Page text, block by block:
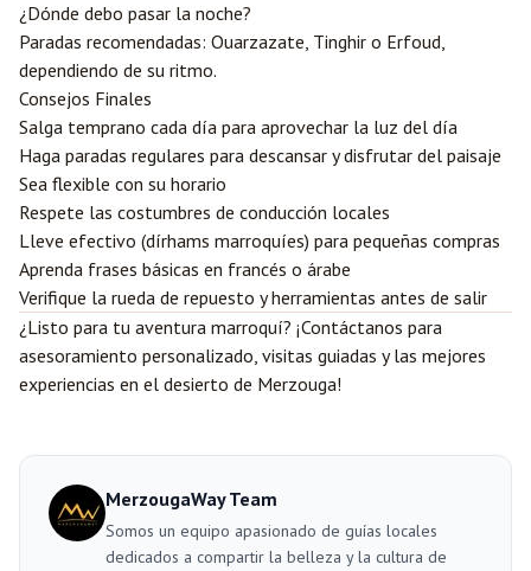
¿Dónde debo pasar la noche?
Paradas recomendadas: Ouarzazate, Tinghir o Erfoud,
dependiendo de su ritmo.
Consejos Finales
Salga temprano cada día para aprovechar la luz del día
Haga paradas regulares para descansar y disfrutar del paisaje
Sea flexible con su horario
Respete las costumbres de conducción locales
Lleve efectivo (dírhams marroquíes) para pequeñas compras
Aprenda frases básicas en francés o árabe
Verifique la rueda de repuesto y herramientas antes de salir
¿Listo para tu aventura marroquí? ¡Contáctanos para
asesoramiento personalizado, visitas guiadas y las mejores
experiencias en el desierto de Merzouga!
MerzougaWay Team
Somos un equipo apasionado de guías locales
dedicados a compartir la belleza y la cultura de